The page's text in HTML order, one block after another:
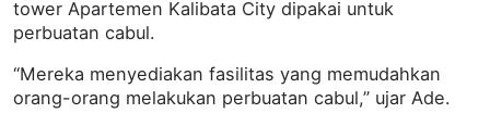
tower Apartemen Kalibata City dipakai untuk
perbuatan cabul.
“Mereka menyediakan fasilitas yang memudahkan
orang-orang melakukan perbuatan cabul,” ujar Ade.